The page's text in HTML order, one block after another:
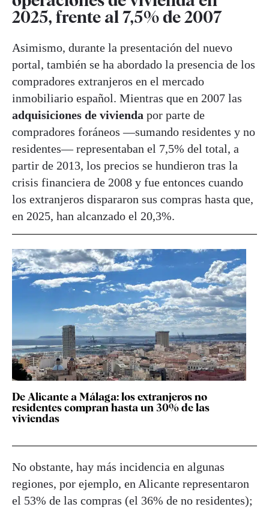
2025, frente al 7,5% de 2007
Asimismo, durante la presentación del nuevo
portal, también se ha abordado la presencia de los
compradores extranjeros en el mercado
inmobiliario español. Mientras que en 2007 las
adquisiciones de vivienda por parte de
compradores foráneos —sumando residentes y no
residentes— representaban el 7,5% del total, a
partir de 2013, los precios se hundieron tras la
crisis financiera de 2008 y fue entonces cuando
los extranjeros dispararon sus compras hasta que,
en 2025, han alcanzado el 20,3%.
De Alicante a Málaga: los extranjeros no
residentes compran hasta un 30% de las
viviendas
No obstante, hay más incidencia en algunas
regiones, por ejemplo, en Alicante representaron
el 53% de las compras (el 36% de no residentes);